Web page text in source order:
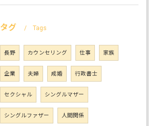
タグ Tags
長野 カウンセリング 仕事 家族
企業 夫婦 成婚 行政書士
セクシャル シングルマザー
シングルファザー 人間関係